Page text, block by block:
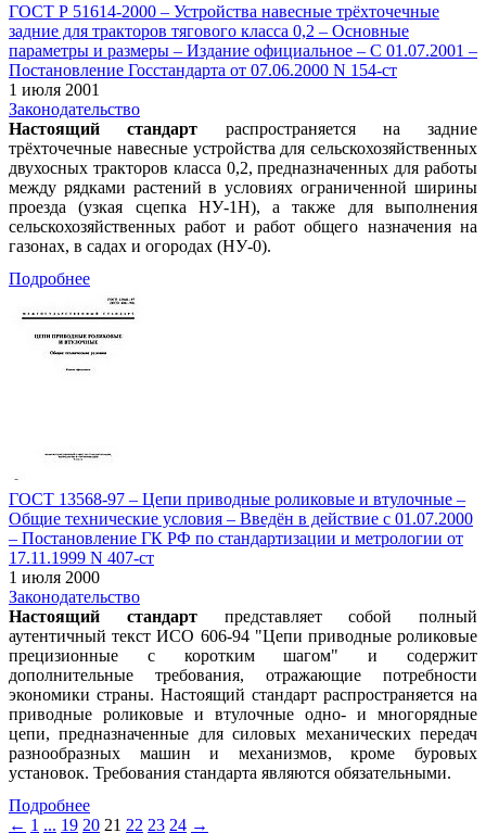
ГОСТ Р 51614-2000 – Устройства навесные трёхточечные
задние для тракторов тягового класса 0,2 – Основные
параметры и размеры – Издание официальное – С 01.07.2001 –
Постановление Госстандарта от 07.06.2000 N 154-ст
1 июля 2001
Законодательство
Настоящий стандарт распространяется на задние
трёхточечные навесные устройства для сельскохозяйственных
двухосных тракторов класса 0,2, предназначенных для работы
между рядками растений в условиях ограниченной ширины
проезда (узкая сцепка НУ-1Н), а также для выполнения
сельскохозяйственных работ и работ общего назначения на
газонах, в садах и огородах (НУ-0).
Подробнее
ГОСТ 13568-97 – Цепи приводные роликовые и втулочные –
Общие технические условия – Введён в действие c 01.07.2000
– Постановление ГК РФ по стандартизации и метрологии от
17.11.1999 N 407-ст
1 июля 2000
Законодательство
Настоящий стандартпредставляет собой полный
аутентичный текст ИСО 606-94 "Цепи приводные роликовые
прецизионные с коротким шагом" и содержит
дополнительные требования, отражающие потребности
экономики страны. Настоящий стандарт распространяется на
приводные роликовые и втулочные одно- и многорядные
цепи, предназначенные для силовых механических передач
разнообразных машин и механизмов, кроме буровых
установок. Требования стандарта являются обязательными.
Подробнее
← 1 ... 19 20 21 22 23 24 →